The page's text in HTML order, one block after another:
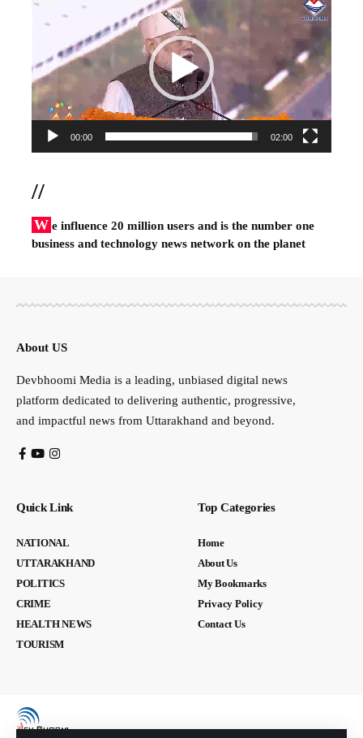
00:00 02:00
//
W e influence 20 million users and is the number one
business and technology news network on the planet
About US
Devbhoomi Media is a leading, unbiased digital news
platform dedicated to delivering authentic, progressive,
and impactful news from Uttarakhand and beyond.
Quick Link
NATIONAL
UTTARAKHAND
POLITICS
CRIME
HEALTH NEWS
TOURISM
Top Categories
Home
About Us
My Bookmarks
Privacy Policy
Contact Us